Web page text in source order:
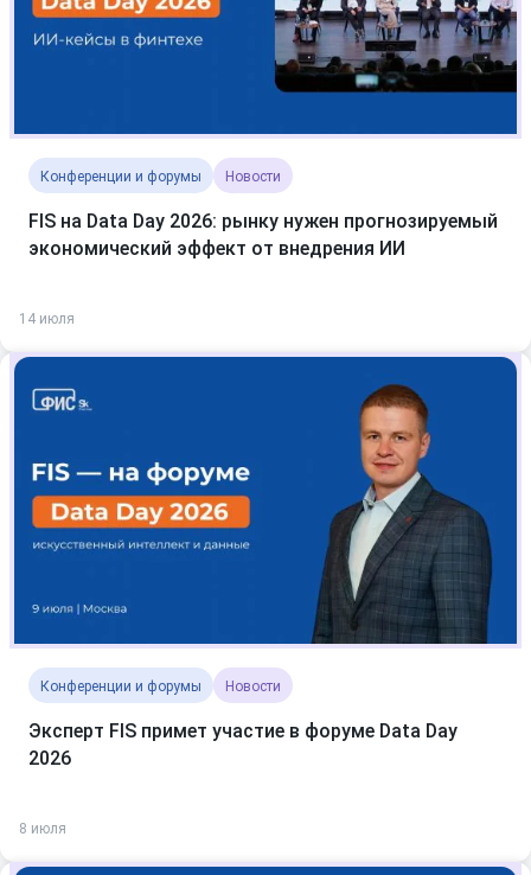
Конференции и форумы Новости
FIS на Data Day 2026: рынку нужен прогнозируемый
экономический эффект от внедрения ИИ
14 июля
Конференции и форумы Новости
Эксперт FIS примет участие в форуме Data Day
2026
8 июля